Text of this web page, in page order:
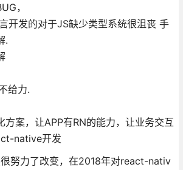
，
开发的对于JS缺少类型系统很沮丧 手
.
给力.
方案，让APP有RN的能力，让业务交互
native开发
努力了改变，在2018年对react-nativ